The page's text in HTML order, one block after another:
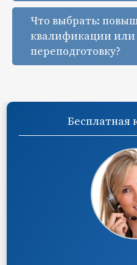
Что выбрать:
квалификации
переподготовку?
Бесплатная